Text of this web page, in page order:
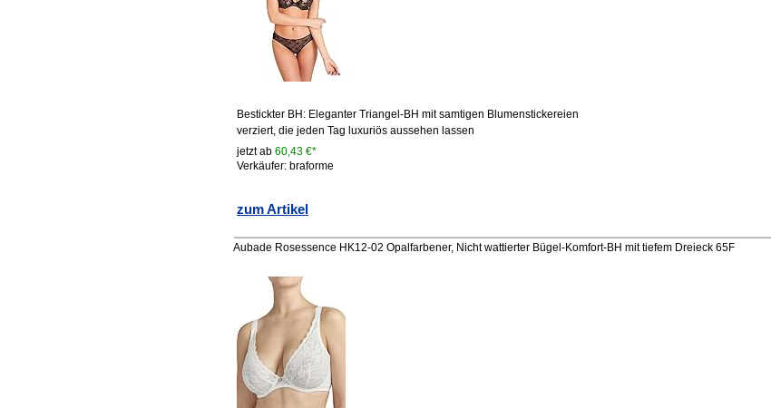
Bestickter BH: Eleganter Triangel-BH mit samtigen Blumenstickereien
verziert, die jeden Tag luxuriös aussehen lassen
jetzt ab60,43 €*
Verkäufer: braforme
zum Artikel
Aubade Rosessence HK12-02 Opalfarbener, Nicht wattierter Bügel-Komfort-BH mit tiefem Dreieck 65F